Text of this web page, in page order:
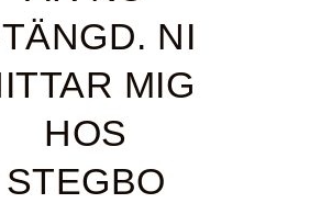
NI
MIG
HOS
STEGBO